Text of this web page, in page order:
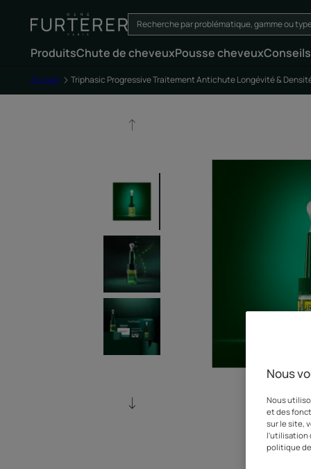
ProduitsChute de cheveuxPousse cheveuxConseils
Accueil Triphasic Progressive Traitement Antichute Longévité &
Nous
Nous
et des
sur le site,
l'utilisation
politique